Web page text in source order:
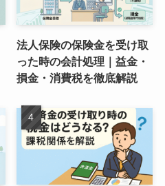
法人保険の保険金を受け取
った時の会計処理｜益金・
損金・消費税を徹底解説